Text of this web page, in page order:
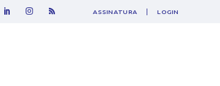
SAIR
ASSINATURA LOGIN